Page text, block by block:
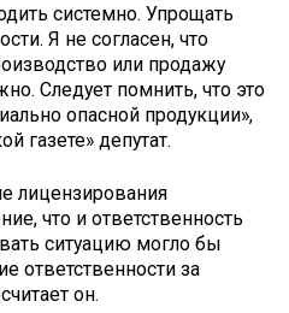
системно. Упрощать
Я не согласен, что
или продажу
Следует помнить, что это
опасной продукции»,
газете» депутат.
лицензирования
что и ответственность
ситуацию могло бы
ответственности за
он.